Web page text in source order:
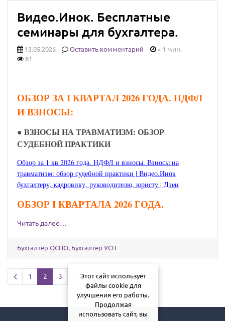
Видео.Инок. Бесплатные
семинары для бухгалтера.
13.05.2026 Оставить комментарий
< 1 мин.
61
ОБЗОР ЗА I КВАРТАЛ 2026 ГОДА. НДФЛ
И ВЗНОСЫ:
● ВЗНОСЫ НА ТРАВМАТИЗМ: ОБЗОР
СУДЕБНОЙ ПРАКТИКИ
Обзор за 1 кв 2026 года. НДФЛ и взносы. Взносы на
травматизм: обзор судебной практики | Видео.Инок
бухгалтеру, кадровику, руководителю, юристу | Дзен
ОБЗОР I КВАРТАЛА 2026 ГОДА.
Читать далее…
Бухгалтер ОСНО, Бухгалтер УСН
Previous page
1 2 3 ... 19 Next page
Этот сайт использует
файлы cookie для
улучшения его работы.
Продолжая
использовать сайт, вы